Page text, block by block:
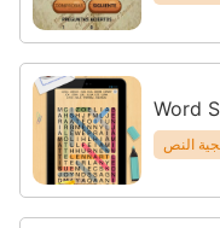
Word
النص